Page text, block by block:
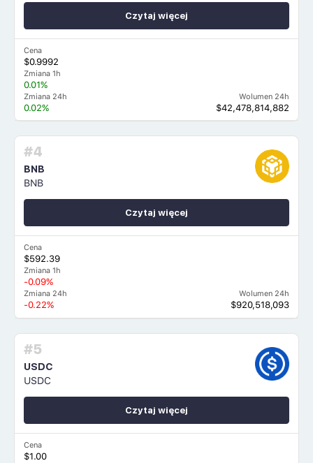
Cena
$0.9992
Zmiana 1h
0.01%
Zmiana 24h
0.02%
Wolumen 24h
$42,478,814,882
Czytaj więcej
#4
BNB
BNB
Cena
$592.39
Zmiana 1h
-0.09%
Zmiana 24h
-0.22%
Wolumen 24h
$920,518,093
Czytaj więcej
#5
USDC
USDC
Cena
$1.00
Czytaj więcej